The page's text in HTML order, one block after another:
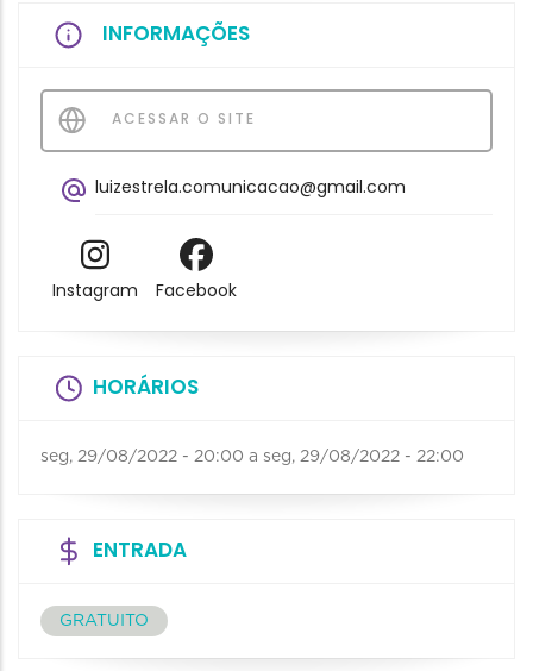
INFORMAÇÕES
ACESSAR O SITE
luizestrela.comunicacao@gmail.com
Instagram Facebook
HORÁRIOS
seg, 29/08/2022 - 20:00 a seg, 29/08/2022 - 22:00
ENTRADA
GRATUITO